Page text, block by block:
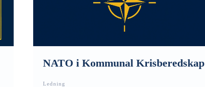
NATO i Kommunal Krisberedskap
Ledning